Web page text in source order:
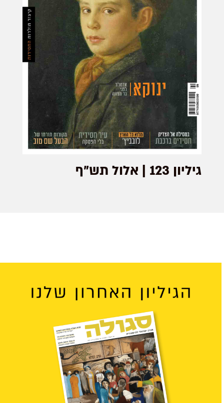
גיליון 123 | אלול תש"ף